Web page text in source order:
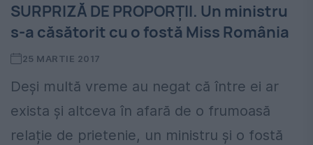
SURPRIZĂ DE PROPORȚII. Un ministru
s-a căsătorit cu o fostă Miss România
25 MARTIE 2017
Deși multă vreme au negat că între ei ar
exista și altceva în afară de o frumoasă
relație de prietenie, un ministru și o fostă